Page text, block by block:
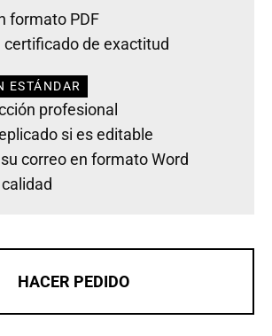
formato PDF
certificado de exactitud
ESTÁNDAR
profesional
si es editable
correo en formato Word
HACER PEDIDO